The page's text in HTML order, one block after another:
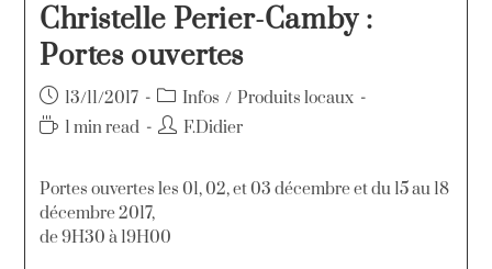
Christelle Perier-Camby :
Portes ouvertes
13/11/2017 Infos / Produits locaux
1 min read
F.Didier
Portes ouvertes les 01, 02, et 03 décembre et du 15 au 18
décembre 2017,
de 9H30 à 19H00